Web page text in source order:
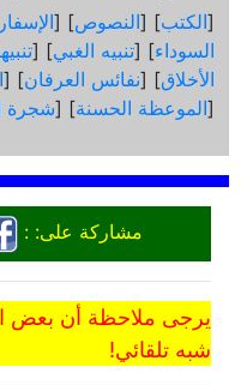
[الكتب] [النصوص] [
السوداء] [تنبيه الغبي] [
الأخلاق] [نفائس العرفان] [
[الموعظة الحسنة] [شجرة
مشاركة على: :
يرجى ملاحظة أن بعض
شبه تلقائي!